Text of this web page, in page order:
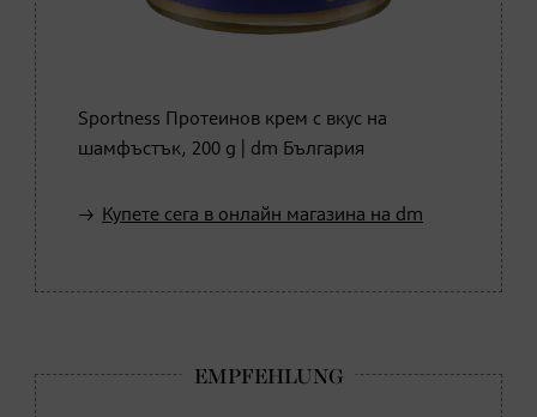
Sportness Протеинов крем с вкус на
шамфъстък, 200 g | dm България
Купете сега в онлайн магазина на dm